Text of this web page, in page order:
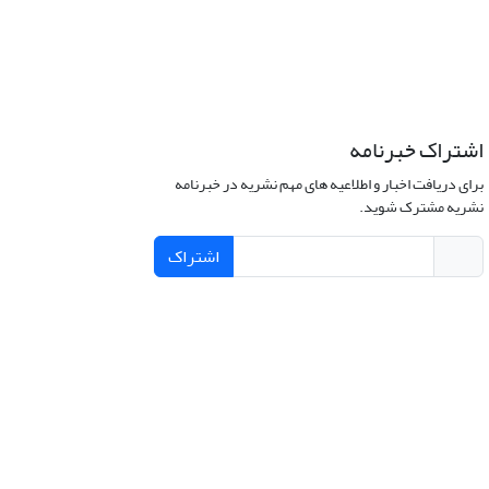
اشتراک خبرنامه
برای دریافت اخبار و اطلاعیه های مهم نشریه در خبرنامه
نشریه مشترک شوید.
اشتراک